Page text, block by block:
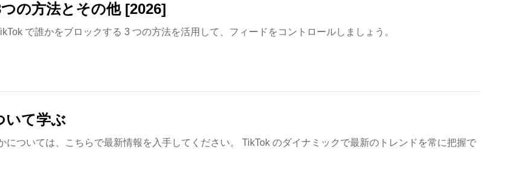
の方法とその他 [2026]
で誰かをブロックする 3 つの方法を活用して、フィードをコントロールしましょう。
いて学ぶ
ついては、こちらで最新情報を入手してください。 TikTok のダイナミックで最新のトレンドを常に把握で